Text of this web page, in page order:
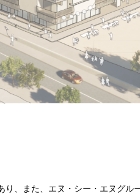
、また、エヌ・シー・エヌグル